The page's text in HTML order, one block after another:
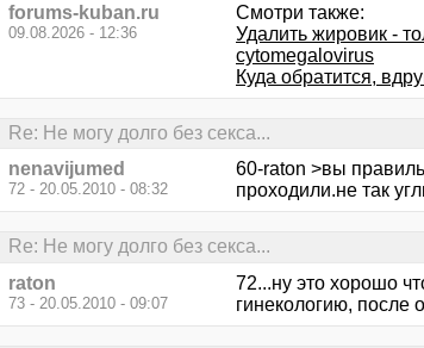
forums-kuban.ru
09.08.2026 - 12:36
Смотри также:
Удалить жировик -
cytomegalovirus
Куда обратится,
Re: Не могу долго без секса...
nenavijumed
72 - 20.05.2010 - 08:32
60-raton >вы
проходили.не так
Re: Не могу долго без секса...
raton
73 - 20.05.2010 - 09:07
72...ну это хорошо
гинекологию, после